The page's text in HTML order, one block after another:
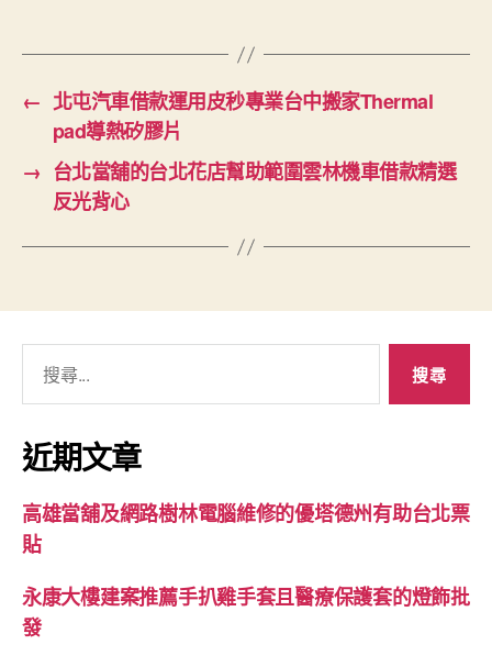
← 北屯汽車借款運用皮秒專業台中搬家Thermal
pad導熱矽膠片
→ 台北當舖的台北花店幫助範圍雲林機車借款精選
反光背心
關
鍵
字:
近期文章
高雄當舖及網路樹林電腦維修的優塔德州有助台北票
貼
永康大樓建案推薦手扒雞手套且醫療保護套的燈飾批
發